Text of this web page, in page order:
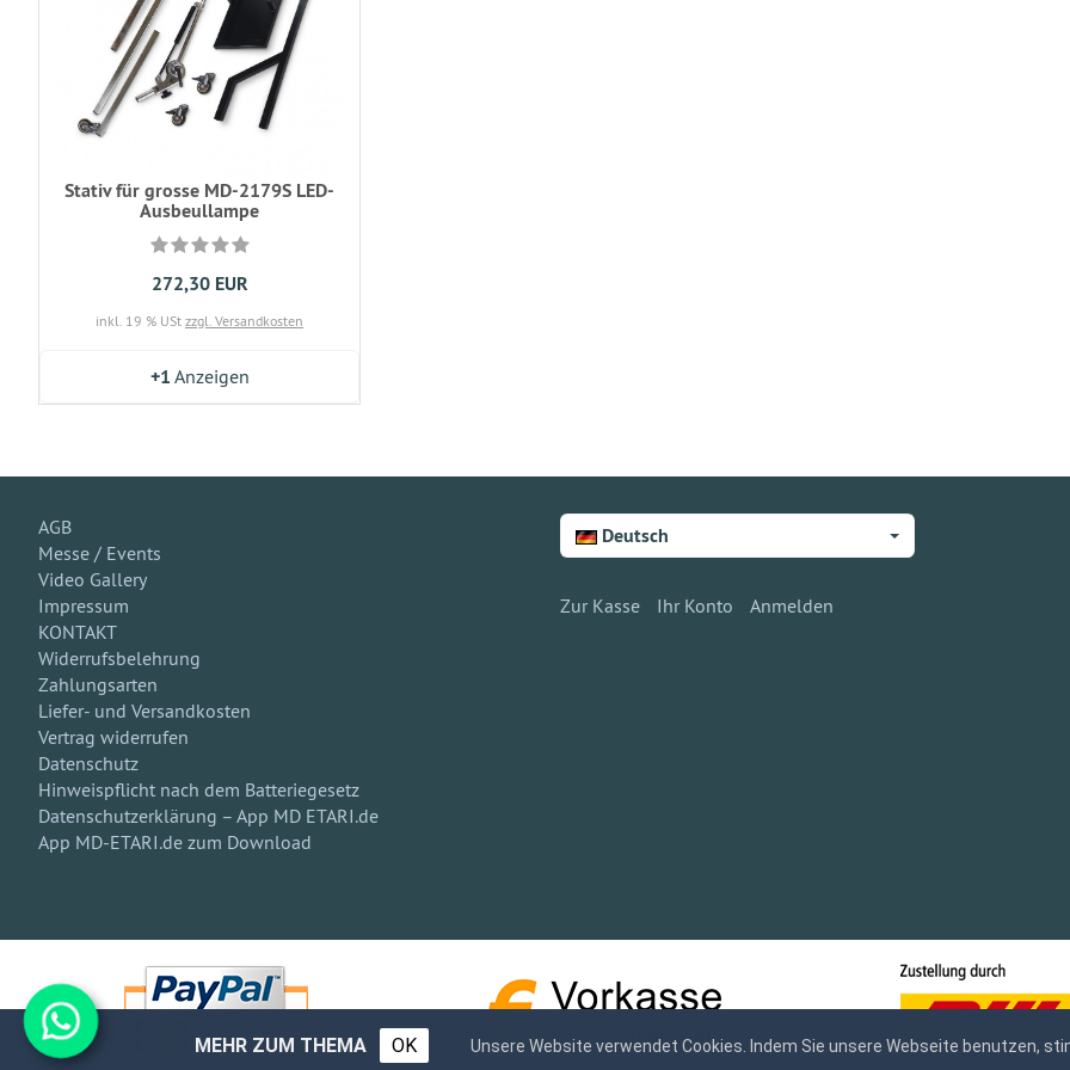
Stativ für grosse MD-2179S LED-
Ausbeullampe
272,30 EUR
inkl. 19 % USt zzgl. Versandkosten
+1 Anzeigen
AGB
Messe / Events
Video Gallery
Impressum
KONTAKT
Widerrufsbelehrung
Zahlungsarten
Liefer- und Versandkosten
Vertrag widerrufen
Datenschutz
Hinweispflicht nach dem Batteriegesetz
Datenschutzerklärung – App MD ETARI.de
App MD-ETARI.de zum Download
Deutsch
Zur Kasse Ihr Konto Anmelden
MEHR ZUM THEMA OK Unsere Website verwendet Cookies. Indem Sie unsere Webseite benutzen,